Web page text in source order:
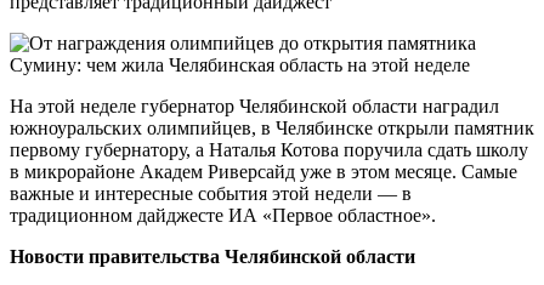
На этой неделе губернатор Челябинской области наградил
южноуральских олимпийцев, в Челябинске открыли памятник
первому губернатору, а Наталья Котова поручила сдать школу
в микрорайоне Академ Риверсайд уже в этом месяце. Самые
важные и интересные события этой недели — в
традиционном дайджесте ИА «Первое областное».
Новости правительства Челябинской области